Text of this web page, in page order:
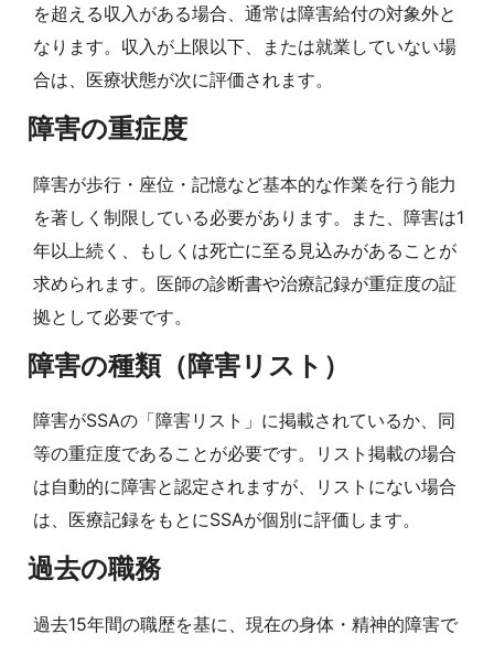
を超える収入がある場合、通常は障害給付の対象外と
なります。収入が上限以下、または就業していない場
合は、医療状態が次に評価されます。
障害の重症度
障害が歩行・座位・記憶など基本的な作業を行う能力
を著しく制限している必要があります。また、障害は1
年以上続く、もしくは死亡に至る見込みがあることが
求められます。医師の診断書や治療記録が重症度の証
拠として必要です。
障害の種類（障害リスト）
障害がSSAの「障害リスト」に掲載されているか、同
等の重症度であることが必要です。リスト掲載の場合
は自動的に障害と認定されますが、リストにない場合
は、医療記録をもとにSSAが個別に評価します。
過去の職務
過去15年間の職歴を基に、現在の身体・精神的障害で